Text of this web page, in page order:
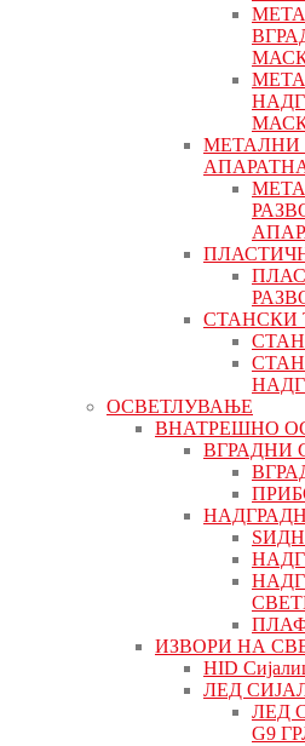
МЕТАЛНИ
СТАНСКИ
ОСВЕТЛУВАЊЕ
ВНАТРЕШНО
ВГРАДНИ
ИЗВОРИ НА
HID
ЛЕД
ЛЕД
G9